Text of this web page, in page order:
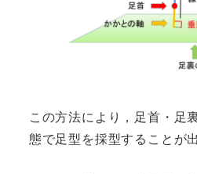
この方法により，足首・足
態で足型を採型することが